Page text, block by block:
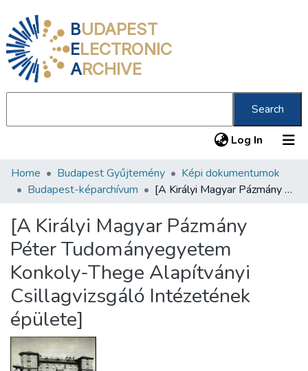
BUDAPEST
ELECTRONIC
ARCHIVE
Search
Log In (current)
Communities & Collections
Statistics
About us
Home Budapest Gyűjtemény
Képi dokumentumok
Budapest-képarchívum
[A Királyi Magyar Pázmány Péter Tudományegyetem Konkoly-Thege Alapítványi Csillagvizsgáló Intézetének épülete]
[A Királyi Magyar Pázmány
Péter Tudományegyetem
Konkoly-Thege Alapítványi
Csillagvizsgáló Intézetének
épülete]